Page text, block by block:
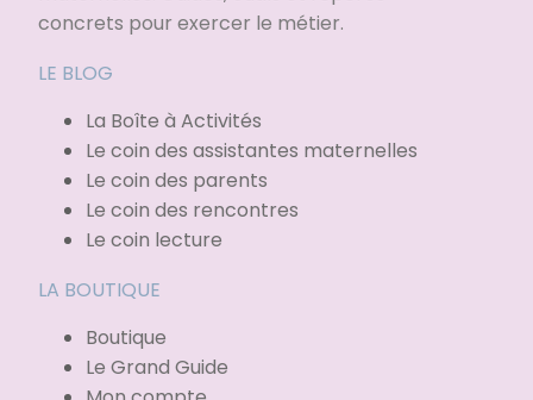
concrets pour exercer le métier.
LE BLOG
La Boîte à Activités
Le coin des assistantes maternelles
Le coin des parents
Le coin des rencontres
Le coin lecture
LA BOUTIQUE
Boutique
Le Grand Guide